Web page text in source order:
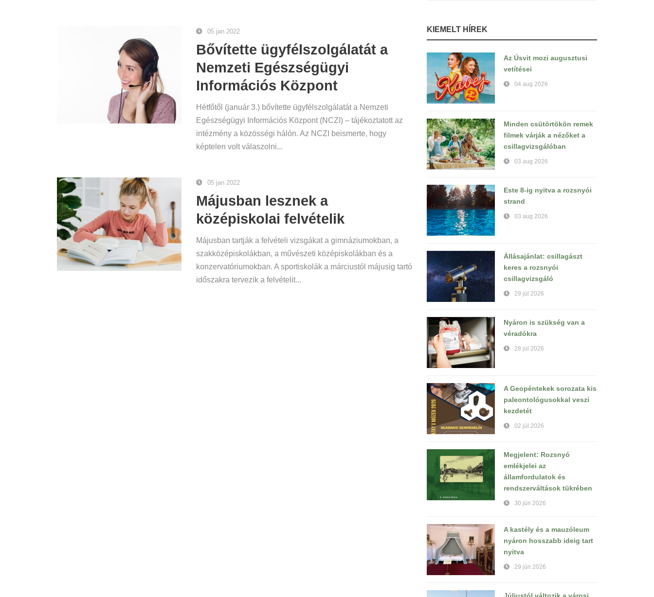
05 jan 2022
Bővítette ügyfélszolgálatát a
Nemzeti Egészségügyi
Információs Központ
Hétfőtől (január 3.) bővítette ügyfélszolgálatát a Nemzeti
Egészségügyi Információs Központ (NCZI) – tájékoztatott az
intézmény a közösségi hálón. Az NCZI beismerte, hogy
képtelen volt válaszolni...
05 jan 2022
Májusban lesznek a
középiskolai felvételik
Májusban tartják a felvételi vizsgákat a gimnáziumokban, a
szakközépiskolákban, a művészeti középiskolákban és a
konzervatóriumokban. A sportiskolák a márciustól májusig tartó
időszakra tervezik a felvételit...
KIEMELT HÍREK
Az Úsvit mozi augusztusi
vetítései
04 aug 2026
Minden csütörtökön remek
filmek várják a nézőket a
csillagvizsgálóban
03 aug 2026
Este 8-ig nyitva a rozsnyói
strand
03 aug 2026
Állásajánlat: csillagászt
keres a rozsnyói
csillagvizsgáló
29 júl 2026
Nyáron is szükség van a
véradókra
28 júl 2026
A Geopéntekek sorozata kis
paleontológusokkal veszi
kezdetét
02 júl 2026
Megjelent: Rozsnyó
emlékjelei az
államfordulatok és
rendszerváltások tükrében
30 jún 2026
A kastély és a mauzóleum
nyáron hosszabb ideig tart
nyitva
29 jún 2026